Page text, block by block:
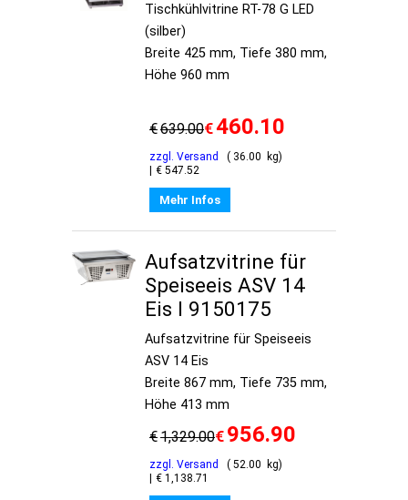
Tischkühlvitrine RT-78 G LED
(silber)
Breite 425 mm, Tiefe 380 mm,
Höhe 960 mm
€639.00€460.10
zzgl. Versand 36.00
kg
€ 547.52
Mehr Infos
Aufsatzvitrine für
Speiseeis ASV 14
Eis I 9150175
Aufsatzvitrine für Speiseeis
ASV 14 Eis
Breite 867 mm, Tiefe 735 mm,
Höhe 413 mm
€1,329.00€ 956.90
zzgl. Versand 52.00
kg
€ 1,138.71